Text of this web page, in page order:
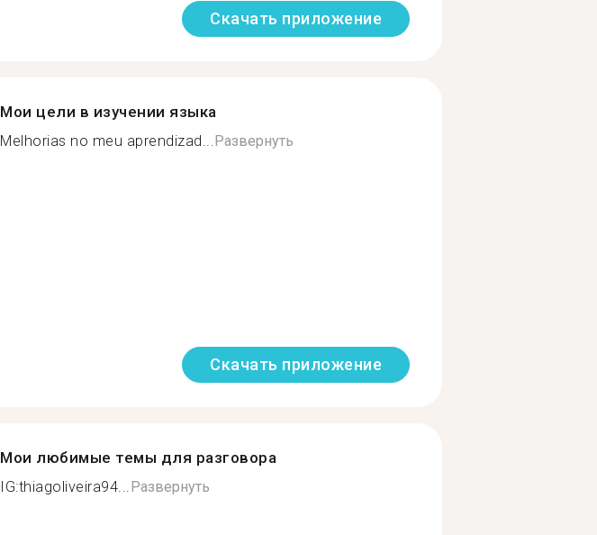
Скачать приложение
Мои цели в изучении языка
Melhorias no meu aprendizad...Развернуть
Скачать приложение
Мои любимые темы для разговора
IG:thiagoliveira94...Развернуть